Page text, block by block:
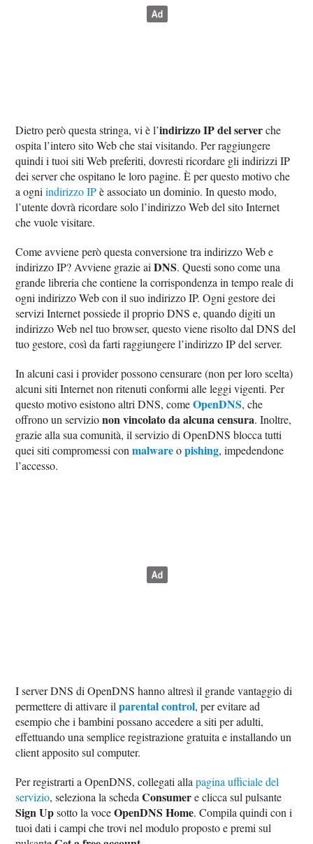
Dietro però questa stringa, vi è l’indirizzo IP del serverche
ospita l’intero sito Web che stai visitando. Per raggiungere
quindi i tuoi siti Web preferiti, dovresti ricordare gli indirizzi IP
dei server che ospitano le loro pagine. È per questo motivo che
a ogniindirizzo IPè associato un dominio. In questo modo,
l’utente dovrà ricordare solo l’indirizzo Web del sito Internet
che vuole visitare.
Come avviene però questa conversione tra indirizzo Web e
indirizzo IP? Avviene grazie aiDNS. Questi sono come una
grande libreria che contiene la corrispondenza in tempo reale di
ogni indirizzo Web con il suo indirizzo IP. Ogni gestore dei
servizi Internet possiede il proprio DNS e, quando digiti un
indirizzo Web nel tuo browser, questo viene risolto dal DNS del
tuo gestore, così da farti raggiungere l’indirizzo IP del server.
In alcuni casi i provider possono censurare (non per loro scelta)
alcuni siti Internet non ritenuti conformi alle leggi vigenti. Per
questo motivo esistono altri DNS, comeOpenDNS, che
offrono un servizionon vincolato da alcuna censura. Inoltre,
grazie alla sua comunità, il servizio di OpenDNS blocca tutti
quei siti compromessi conmalwareopishing, impedendone
l’accesso.
I server DNS di OpenDNS hanno altresì il grande vantaggio di
permettere di attivare ilparental control, per evitare ad
esempio che i bambini possano accedere a siti per adulti,
effettuando una semplice registrazione gratuita e installando un
client apposito sul computer.
Per registrarti a OpenDNS, collegati allapagina ufficiale del
servizio, seleziona la schedaConsumere clicca sul pulsante
Sign Upsotto la voceOpenDNS Home. Compila quindi con i
tuoi dati i campi che trovi nel modulo proposto e premi sul